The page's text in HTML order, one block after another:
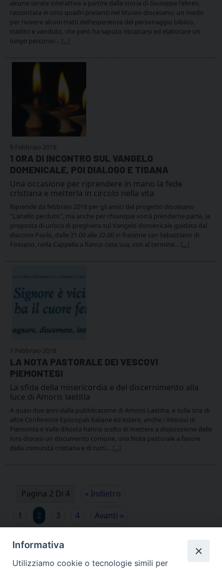
alcune serate interattive a partire dalla storia di Giuseppe l'ebreo,
raccontata in otto quadri presenti nel Museo diocesano; un modo
per rivivere alcuni tratti dell'esperienza del personaggio biblico,
tradito e venduto, che però ha saputo riscattarsi ed elaborare un
lungo percorso… [...]
9 Febbraio 2018
1 ORA DI INCONTRO SUL VANGELO
DOMENICALE, POI DIALOGO E TISANA
Una occasione per riprendere in mano la fede
cristiana e metterla in circolo nella vita
Riprende da febbraio 2018 per gli amici del progetto diocesano
"L'anello perduto", ma anche per chiunque vorrà prenderne parte, la
proposta di un’ora di preghiera sul Vangelo domenicale guidata dal
diacono Paolo, dalle 21.00 alle 22.00 in frazione san Sebastiano di
Fossano, nella Cappella a fianco casa sua, con al termine… [...]
7 Febbraio 2018
LA NOTA PASTORALE DEI VESCOVI
PIEMONTESI
La sfida della misericordia e del discernimento alla
luce di Amoris laetitia
A quasi due anni dalla pubblicazione di Amoris Laetitia, e sulla scia di
altre Conferenze Episcopali italiane ed estere, anche i Vescovi di
Piemonte e Valle d’Aosta hanno scelto di mettere a disposizione delle
loro diocesi un documento comune, una Nota pastorale a favore
della comunità cristiana e di tutti… [...]
Pagina 2 Di 4
« Indietro
1
2 3 4 Avanti »
Informativa
Utilizziamo cookie o tecnologie simili per